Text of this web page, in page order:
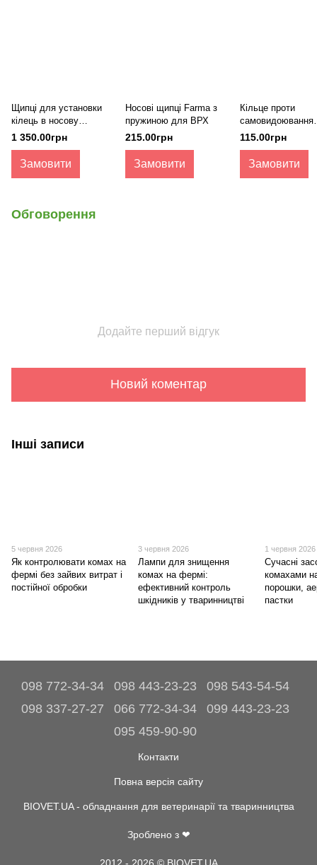
Щипці для установки
кілець в носову
перегородку
1 350.00грн
Замовити
Носові щипці Farma з
пружиною для ВРХ
215.00грн
Замовити
Кільце проти
самовидоювання
пластикове
115.00грн
Замовити
Обговорення
Додайте перший відгук
Новий коментар
Інші записи
5 червня 2026
Як контролювати комах на
фермі без зайвих витрат і
постійної обробки
3 червня 2026
Лампи для знищення
комах на фермі:
ефективний контроль
шкідників у тваринництві
1 червня 2026
Сучасні
комахами
порошки,
пастки
098 772-34-34 098 443-23-23
098 543-54-54
098 337-27-27
066 772-34-34
099 443-23-23
095 459-90-90
Контакти
Повна версія сайту
BIOVET.UA - обладнання для ветеринарії та тваринництва
Зроблено з ❤